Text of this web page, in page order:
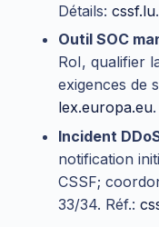
Détails: cssf.lu.
Outil SOC
RoI, qualifier
exigences de
lex.europa.eu.
Incident
notification
CSSF;
33/34. Réf.: